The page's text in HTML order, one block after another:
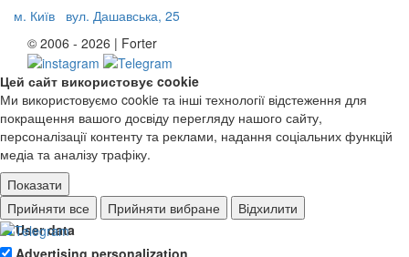
м. Київ
вул. Дашавська, 25
© 2006 - 2026 | Forter
Цей сайт використовує cookie
Ми використовуємо cookie та інші технології відстеження для
покращення вашого досвіду перегляду нашого сайту,
персоналізації контенту та реклами, надання соціальних функцій
медіа та аналізу трафіку.
Показати
Ad storage
User data
Advertising personalization
Прийняти все Прийняти вибране Відхилити